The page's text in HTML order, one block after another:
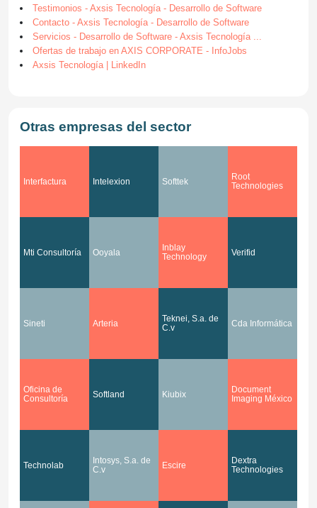
Testimonios - Axsis Tecnología - Desarrollo de Software
Contacto - Axsis Tecnología - Desarrollo de Software
Servicios - Desarrollo de Software - Axsis Tecnología ...
Ofertas de trabajo en AXIS CORPORATE - InfoJobs
Axsis Tecnología | LinkedIn
Otras empresas del sector
Interfactura Intelexion Softtek
Root
Technologies
Mti Consultoría Ooyala
Inblay
Technology
Verifid
Sineti Arteria
Teknei, S.a. de
C.v
Cda Informática
Oficina de
Consultoría
Softland Kiubix
Document
Imaging México
Technolab
Intosys, S.a. de
C.v
Escire
Dextra
Technologies